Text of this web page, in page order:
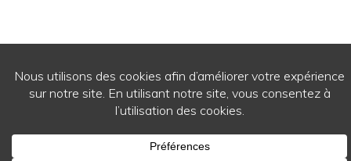
- Ecrits de passage - Tous droits réservés.